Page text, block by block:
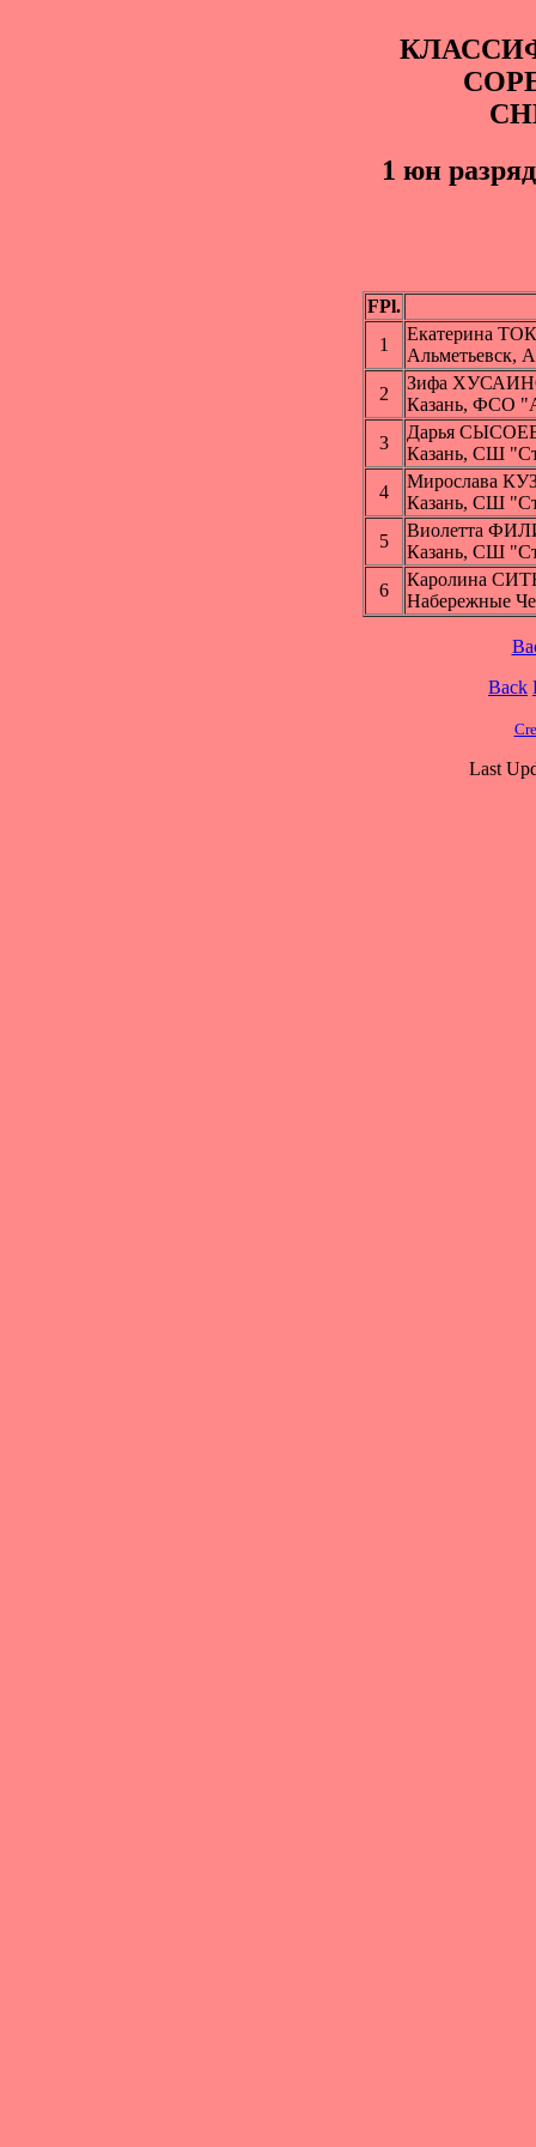
1 юн
FPl.
1
Екатерина
2
Зифа
Казань, ФСО
3
Дарья
Казань, СШ
4
Мирослава
Казань, СШ
5
Виолетта
Казань, СШ
6
Каролина
Набережные
Back
Last